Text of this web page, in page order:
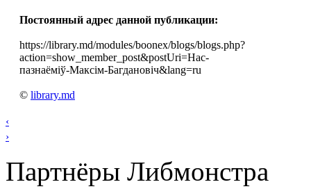
Постоянный адрес данной публикации:
https://library.md/modules/boonex/blogs/blogs.php?
action=show_member_post&postUri=Нас-
пазнаёміў-Максім-Багдановіч&lang=ru
© library.md
‹
›
Партнёры Либмонстра